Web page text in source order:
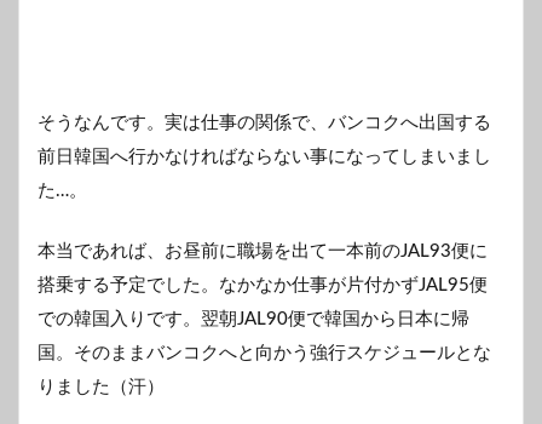
そうなんです。実は仕事の関係で、バンコクへ出国する
前日韓国へ行かなければならない事になってしまいまし
た…。
本当であれば、お昼前に職場を出て一本前のJAL93便に
搭乗する予定でした。なかなか仕事が片付かずJAL95便
での韓国入りです。翌朝JAL90便で韓国から日本に帰
国。そのままバンコクへと向かう強行スケジュールとな
りました（汗）